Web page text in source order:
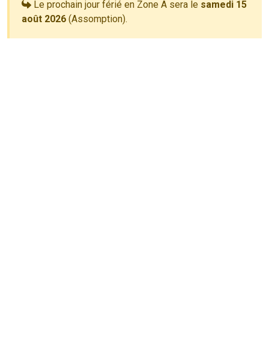
Le prochain jour férié en Zone A sera le samedi 15
août 2026 (Assomption).